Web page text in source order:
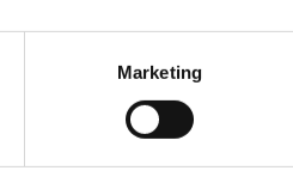
Marketing